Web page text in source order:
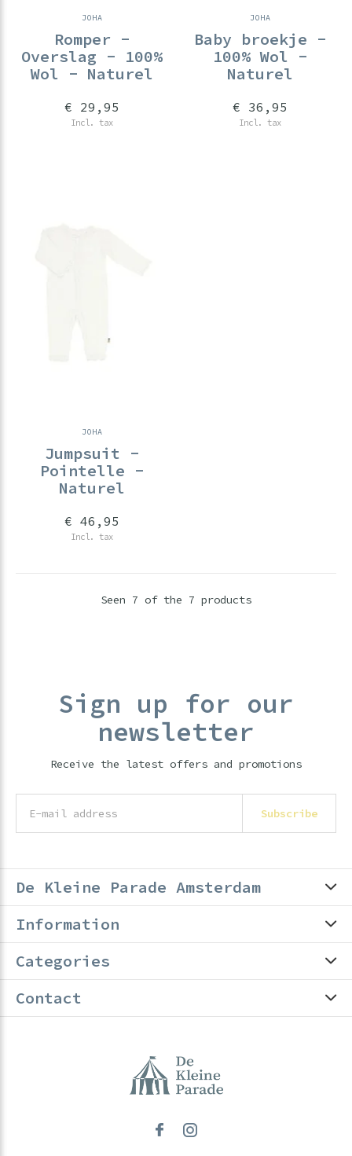
JOHA
Romper -
Overslag - 100%
Wol - Naturel
€ 29,95
Incl. tax
JOHA
Baby broekje -
100% Wol -
Naturel
€ 36,95
Incl. tax
JOHA
Jumpsuit -
Pointelle -
Naturel
€ 46,95
Incl. tax
Seen 7 of the 7 products
Sign up for our
newsletter
Receive the latest offers and promotions
Subscribe
De Kleine Parade Amsterdam
Information
Categories
Contact